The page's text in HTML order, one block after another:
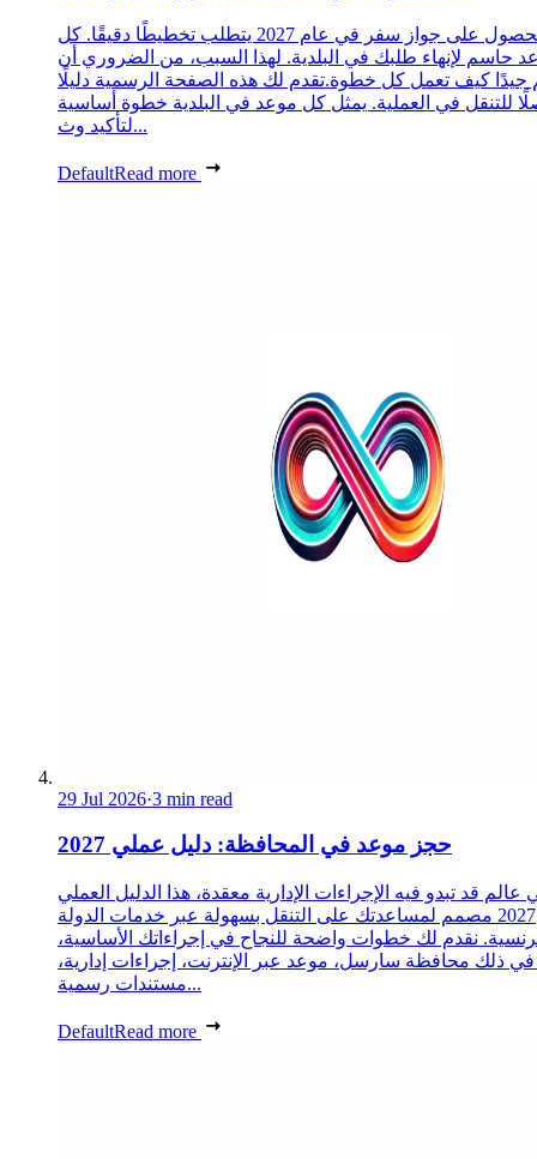
الحصول على جواز سفر في عام 2027 يتطلب تخطيطًا دقيقًا. كل
حاسم لإنهاء طلبك في البلدية. لهذا السبب، من الضروري أن
جيدًا كيف تعمل كل خطوة.تقدم لك هذه الصفحة الرسمية دليلًا
للتنقل في العملية. يمثل كل موعد في البلدية خطوة أساسية
لتأكيد وث...
DefaultRead more
29 Jul 2026·3 min read
حجز موعد في المحافظة: دليل عملي 2027
عالم قد تبدو فيه الإجراءات الإدارية معقدة، هذا الدليل العملي
2027 مصمم لمساعدتك على التنقل بسهولة عبر خدمات الدولة
نقدم لك خطوات واضحة للنجاح في إجراءاتك الأساسية،
في ذلك محافظة سارسل، موعد عبر الإنترنت، إجراءات إدارية،
مستندات رسمية...
DefaultRead more